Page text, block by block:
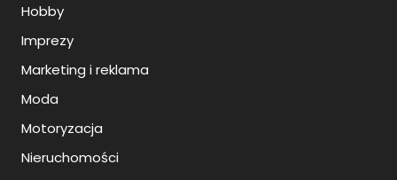
Hobby
Imprezy
Marketing i reklama
Moda
Motoryzacja
Nieruchomości